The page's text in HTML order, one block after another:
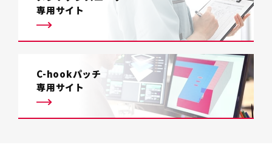
専用サイト
C-hookパッチ
専用サイト